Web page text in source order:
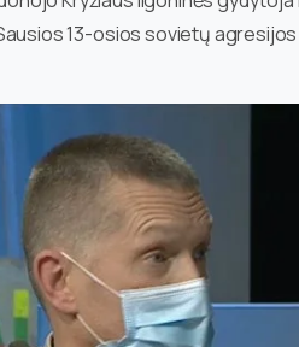
13-osios sovietų